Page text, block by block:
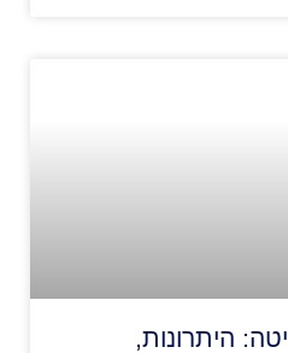
היתרונות,